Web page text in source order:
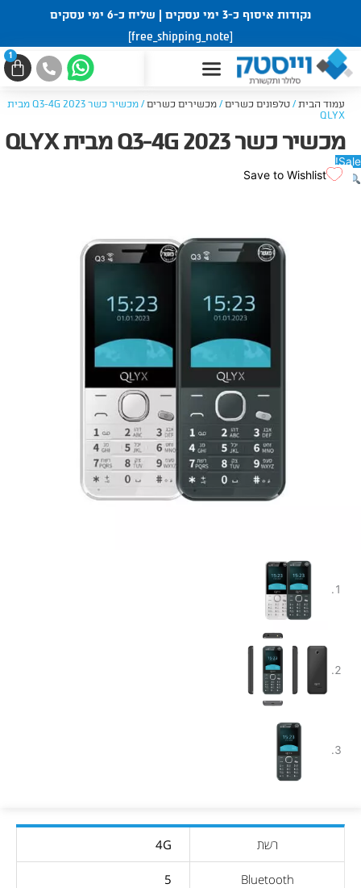
נקודות איסוף כ-3 ימי עסקים | שליח כ-6 ימי עסקים
[free_shipping_note]
1
עמוד הבית / טלפונים כשרים / מכשירים כשרים
/ מכשיר כשר Q3-4G 2023 מבית
QLYX
מכשיר כשר Q3-4G 2023 מבית QLYX
Sale!
Save to Wishlist
רשת 4G
Bluetooth
5